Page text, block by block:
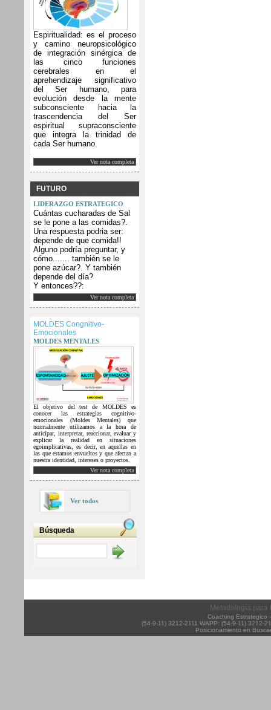
Espiritualidad: es el proceso
y camino neuropsicológico
de integración sinérgica de
las cinco funciones
cerebrales en el
aprehendizaje significativo
del Ser humano, para
evolución desde la mente
subconsciente hacia la
trascendencia del Ser
espiritual supraconsciente
que integra la trinidad de
cada Ser humano.
Ver nota completa
FUTURO
LIDERAZGO ESTRATEGICO
Cuántas cucharadas de Sal
se le pone a las comidas?.
Una respuesta podria ser:
depende de que comida!!
Alguno podría preguntar, y
cómo....... también se le
pone azúcar?. Y también
depende del día?
Y entonces??:
Ver nota completa
MOLDES Congnitivo-
Emocionales
MOLDES MENTALES
El objetivo del test de MOLDES es
conocer las estrategias cognitivo-
emocionales (Moldes Mentales) que
normalmente utilizamos a la hora de
anticipar, interpretar, reaccionar, evaluar y
explicar la realidad en situaciones
egoimplicativas, es decir, en aquellas en
las que estamos envueltos y que afectan a
nuestra identidad, intereses o proyectos.
Ver nota completa
Ver todos
Búsqueda
Metodología para
Coaching Estrategico
(54-9-11) 3212-2111 WAPP: (54-9-11) 3212-
Posicionamiento en